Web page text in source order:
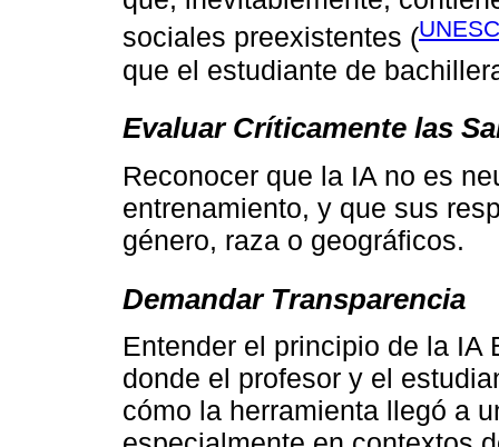
sociales preexistentes (
que el estudiante de
Evaluar Críticamente las
Reconocer que la IA no es
entrenamiento, y que sus
género, raza o geográficos.
Demandar Transparencia
Entender el principio de la IA
donde el profesor y el
cómo la herramienta llegó a